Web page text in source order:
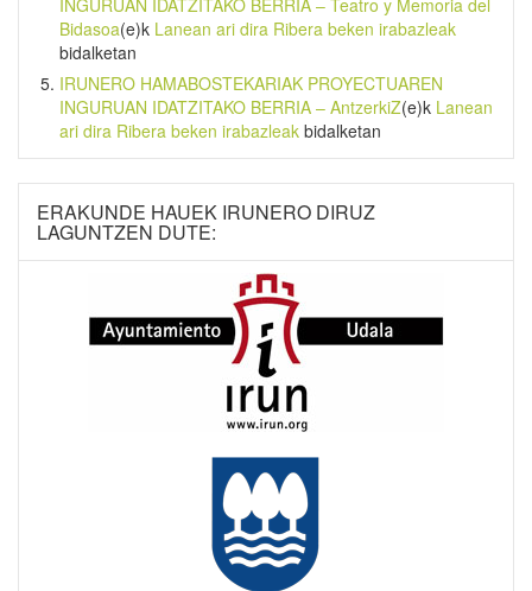
INGURUAN IDATZITAKO BERRIA – Teatro y Memoria del
Bidasoa(e)k Lanean ari dira Ribera beken irabazleak
bidalketan
IRUNERO HAMABOSTEKARIAK PROYECTUAREN
INGURUAN IDATZITAKO BERRIA – AntzerkiZ(e)k Lanean
ari dira Ribera beken irabazleak bidalketan
ERAKUNDE HAUEK IRUNERO DIRUZ
LAGUNTZEN DUTE: